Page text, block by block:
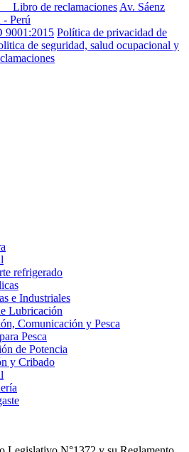
Libro de reclamaciones Av. Sáenz
- Perú
9001:2015 Política de privacidad de
de seguridad, salud ocupacional y
refrigerado
e Industriales
Lubricación
Comunicación y Pesca
Pesca
de Potencia
y Cribado